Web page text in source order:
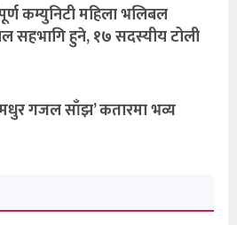
कम्युनिटी महिला भलिबल
सहभागि हुने, १७ सदस्यीय टोली
गजल साँझ’ कतारमा भव्य